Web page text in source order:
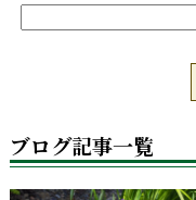
ブログ記事一覧